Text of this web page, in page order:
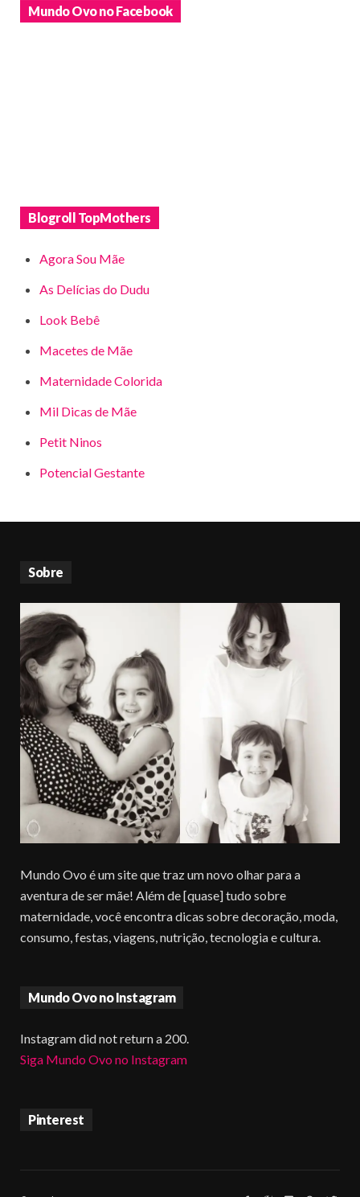
Mundo Ovo no Facebook
Blogroll TopMothers
Agora Sou Mãe
As Delícias do Dudu
Look Bebê
Macetes de Mãe
Maternidade Colorida
Mil Dicas de Mãe
Petit Ninos
Potencial Gestante
Sobre
Mundo Ovo é um site que traz um novo olhar para a
aventura de ser mãe! Além de [quase] tudo sobre
maternidade, você encontra dicas sobre decoração, moda,
consumo, festas, viagens, nutrição, tecnologia e cultura.
Mundo Ovo no Instagram
Instagram did not return a 200.
Siga Mundo Ovo no Instagram
Pinterest